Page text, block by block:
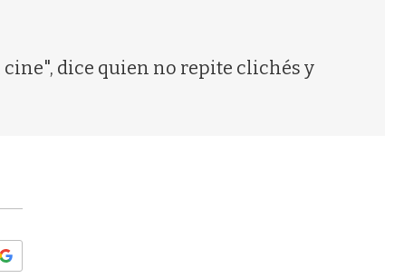
cine", dice quien no repite clichés y